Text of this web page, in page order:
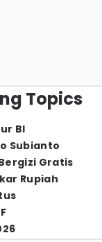
Topics
BI
Subianto
Gratis
Rupiah